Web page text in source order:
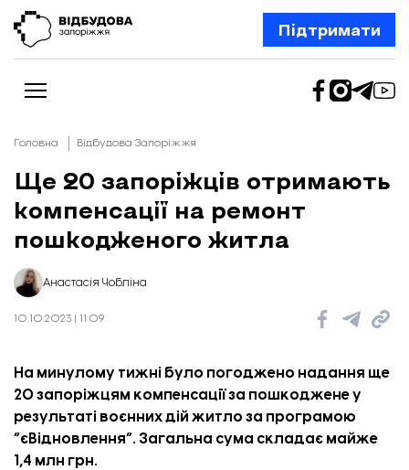
Підтримати
Новини
Відбудова Запоріжжя
Ексклюзив
Шлях додому
Відбудова. Життя
Про нас
Головна Відбудова Запоріжжя
Ще 20 запоріжців отримають
компенсації на ремонт
пошкодженого житла
Анастасія Чобліна
10.10.2023 | 11:09
На минулому тижні було погоджено надання ще
20 запоріжцям компенсації за пошкоджене у
результаті воєнних дій житло за програмою
“єВідновлення”. Загальна сума складає майже
1,4 млн грн.